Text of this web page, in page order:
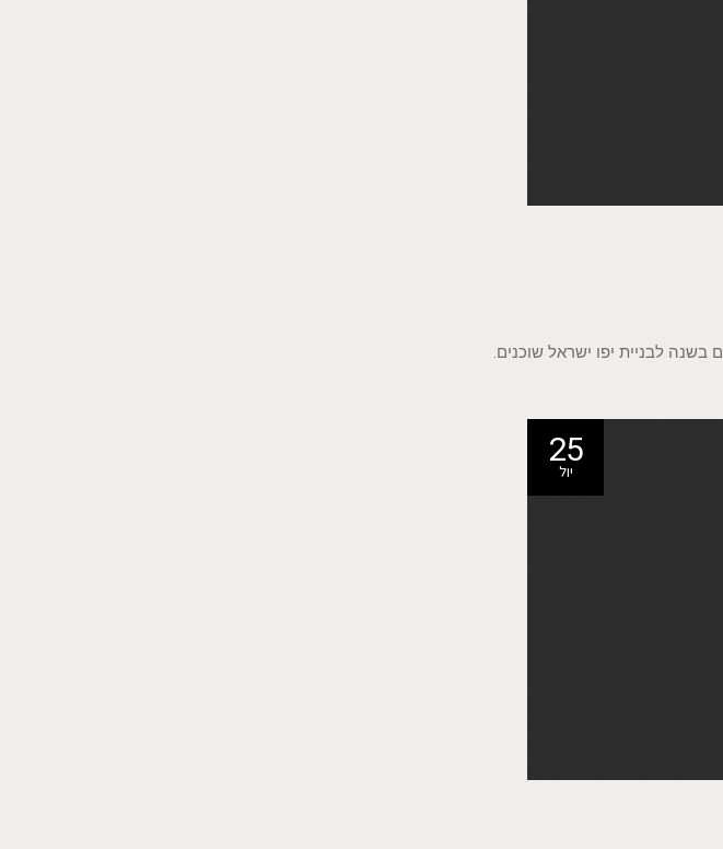
לבניית יפו ישראל שוכנים.
25
יול